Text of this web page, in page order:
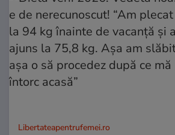
Libertateapentrufemei.ro